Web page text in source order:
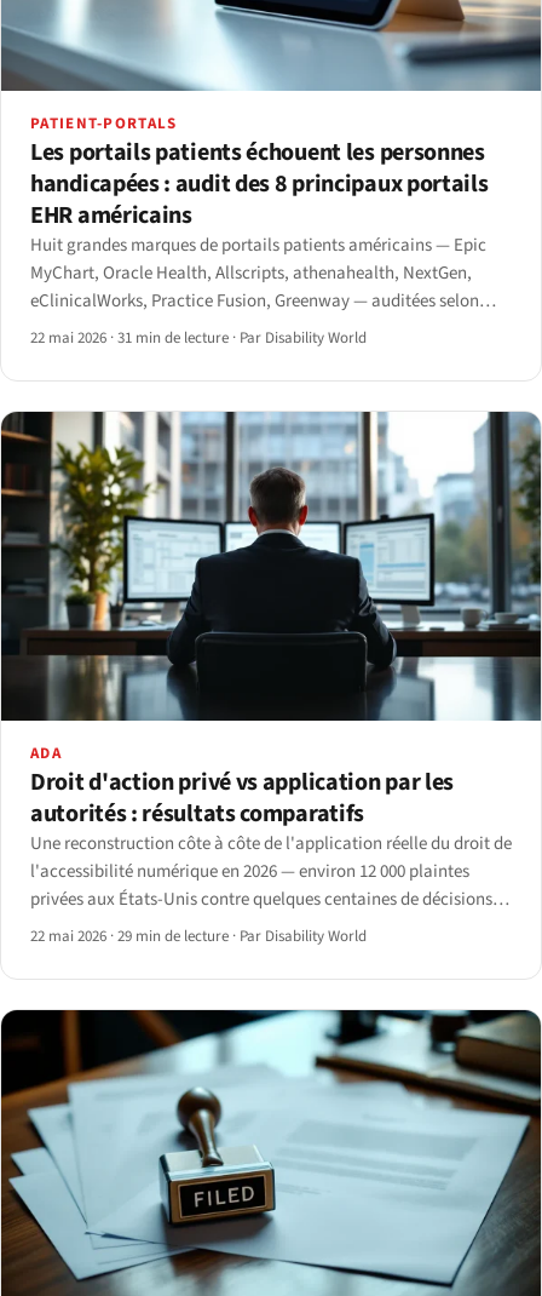
PATIENT-PORTALS
Les portails patients échouent les personnes
handicapées : audit des 8 principaux portails
EHR américains
Huit grandes marques de portails patients américains — Epic
MyChart, Oracle Health, Allscripts, athenahealth, NextGen,
eClinicalWorks, Practice Fusion, Greenway — auditées selon
WCAG 2.1 AA et la règle finale HHS Section 504 de mai 2024.
22 mai 2026 ·31 min de lecture · Par Disability World
ADA
Droit d'action privé vs application par les
autorités : résultats comparatifs
Une reconstruction côte à côte de l'application réelle du droit de
l'accessibilité numérique en 2026 — environ 12 000 plaintes
privées aux États-Unis contre quelques centaines de décisions
réglementaires dans l'UE et au Royaume-Uni.
22 mai 2026 ·29 min de lecture · Par Disability World